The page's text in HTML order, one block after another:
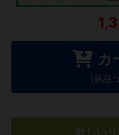
カ
(新品
欲しい